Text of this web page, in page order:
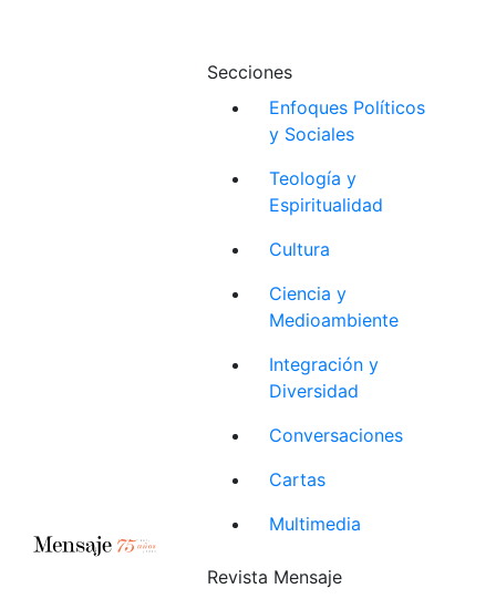
Secciones
Enfoques Políticos
y Sociales
Teología y
Espiritualidad
Cultura
Ciencia y
Medioambiente
Integración y
Diversidad
Conversaciones
Cartas
Multimedia
Revista Mensaje